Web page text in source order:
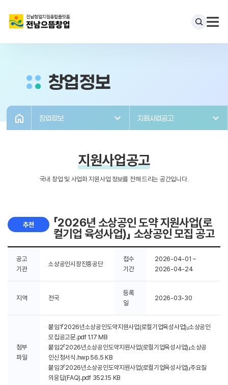
창업정보
창업정보 지원사업공고
지원사업공고
국내 창업 및 사업화 지원사업 정보를 전해 드리는 공간입니다.
추천
「2026년 소상공인 도약 지원사업(로
컬기업 육성사업)」 소상공인 모집 공고
공고
기관
소상공인시장진흥공단
접수
기간
2026-04-01 ~
2026-04-24
지역 전국
등록
일
2026-03-30
첨부
파일
붙임1「2026년소상공인도약지원사업(로컬기업육성사업)」소상공인
모집공고문.pdf1.17 MB
붙임2「2026년소상공인도약지원사업(로컬기업육성사업)」소상공
인신청서식.hwp56.5 KB
붙임3「2026년소상공인도약지원사업(로컬기업육성사업)」주요질
의응답(FAQ).pdf352.15 KB